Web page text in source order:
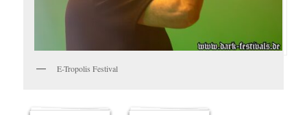
E-Tropolis Festival